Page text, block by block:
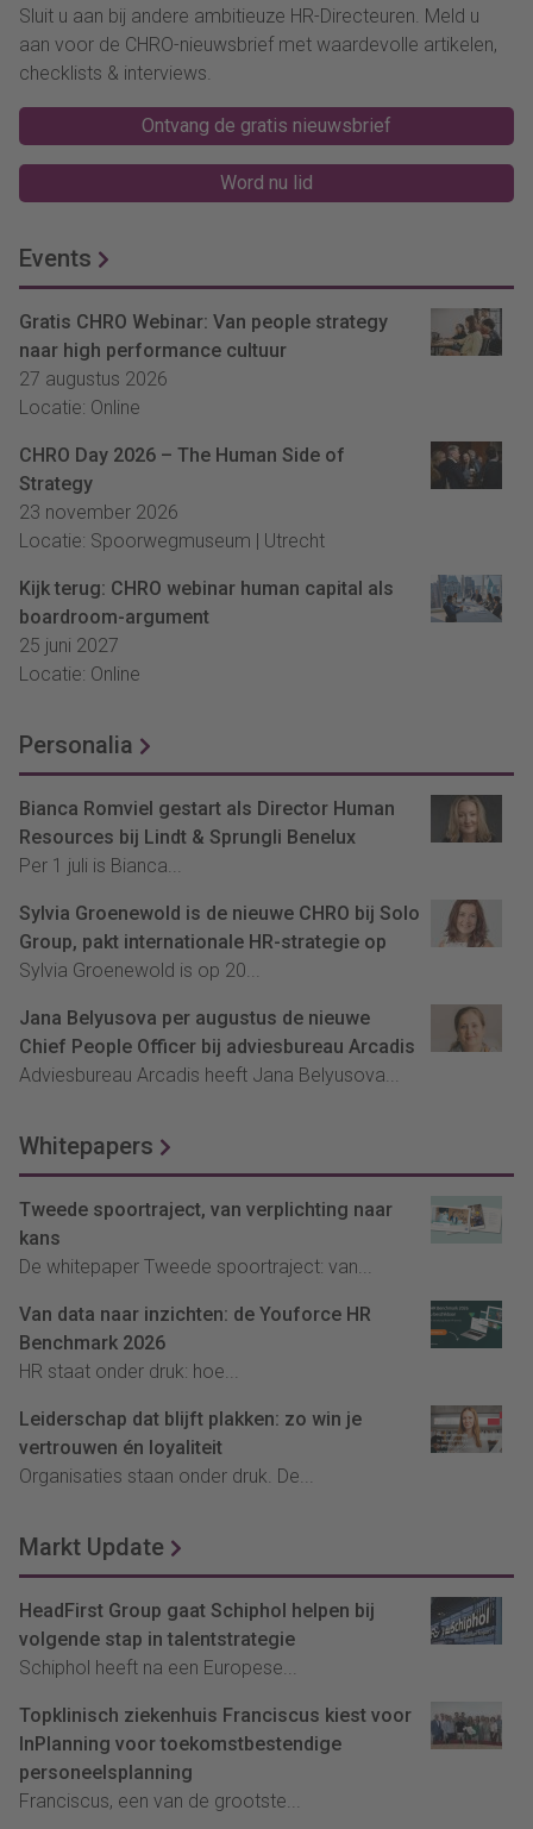
Sluit u aan bij andere ambitieuze HR-Directeuren. Meld u
aan voor de CHRO-nieuwsbrief met waardevolle artikelen,
checklists & interviews.
Ontvang de gratis nieuwsbrief
Word nu lid
Events
Gratis CHRO Webinar: Van people strategy
naar high performance cultuur
27 augustus 2026
Locatie: Online
CHRO Day 2026 – The Human Side of
Strategy
23 november 2026
Locatie: Spoorwegmuseum | Utrecht
Kijk terug: CHRO webinar human capital als
boardroom-argument
25 juni 2027
Locatie: Online
Personalia
Bianca Romviel gestart als Director Human
Resources bij Lindt & Sprungli Benelux
Per 1 juli is Bianca...
Sylvia Groenewold is de nieuwe CHRO bij Solo
Group, pakt internationale HR-strategie op
Sylvia Groenewold is op 20...
Jana Belyusova per augustus de nieuwe
Chief People Officer bij adviesbureau Arcadis
Adviesbureau Arcadis heeft Jana Belyusova...
Whitepapers
Tweede spoortraject, van verplichting naar
kans
De whitepaper Tweede spoortraject: van...
Van data naar inzichten: de Youforce HR
Benchmark 2026
HR staat onder druk: hoe...
Leiderschap dat blijft plakken: zo win je
vertrouwen én loyaliteit
Organisaties staan onder druk. De...
Markt Update
HeadFirst Group gaat Schiphol helpen bij
volgende stap in talentstrategie
Schiphol heeft na een Europese...
Topklinisch ziekenhuis Franciscus kiest voor
InPlanning voor toekomstbestendige
personeelsplanning
Franciscus, een van de grootste...